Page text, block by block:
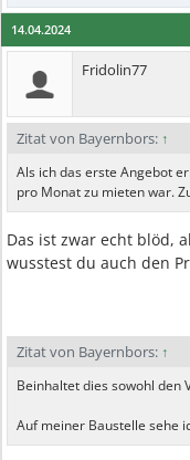
14.04.2024
Fridolin77
Zitat von Bayernbors: ↑
Als ich das erste Angebot
pro Monat zu mieten war.
Das ist zwar echt blöd,
wusstest du auch den
Zitat von Bayernbors: ↑
Beinhaltet dies sowohl den
Auf meiner Baustelle sehe